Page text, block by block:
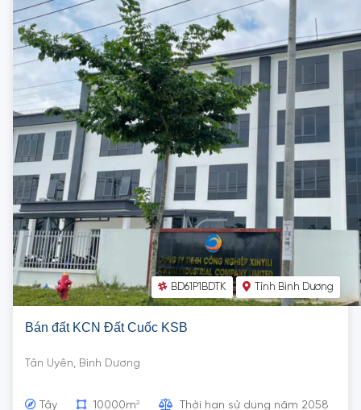
BD61P1BDTK Tỉnh Bình Dương
Bán đất KCN Đất Cuốc KSB
Tân Uyên, Bình Dương
Tây 10000m2 Thời hạn sử dụng năm 2058